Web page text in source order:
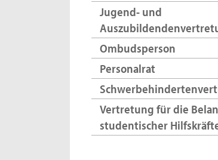
Jugend- und
Ombudsperson
Personalrat
Vertretung für die
studentischer